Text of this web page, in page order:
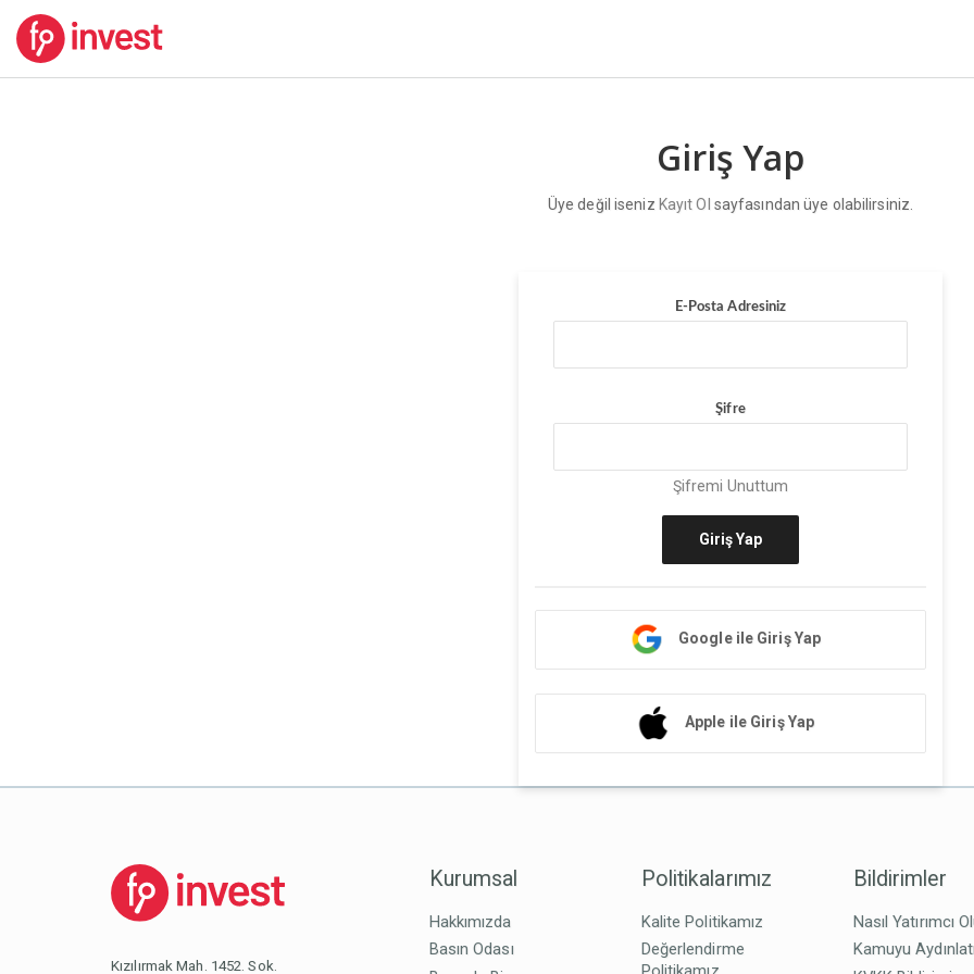
Giriş Yap
Üye değil iseniz Kayıt Ol sayfasından üye olabilirsiniz.
E-Posta Adresiniz
Şifre
Şifremi Unuttum
Giriş Yap
Google ile Giriş Yap
Apple ile Giriş Yap
Kızılırmak Mah. 1452. Sok.
Kurumsal
Hakkımızda
Basın Odası
Politikalarımız
Kalite Politikamız
Değerlendirme
Bildirimler
Nasıl Yatırımcı
Kamuyu